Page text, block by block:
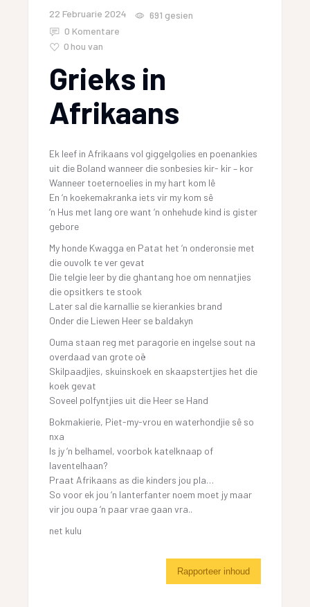
22 Februarie 2024 691 gesien
0 Komentare
0 hou van
Grieks in
Afrikaans
Ek leef in Afrikaans vol giggelgolies en poenankies
uit die Boland wanneer die sonbesies kir- kir – kor
Wanneer toeternoelies in my hart kom lê
En ‘n koekemakranka iets vir my kom sê
‘n Hus met lang ore want ‘n onhehude kind is gister
gebore
My honde Kwagga en Patat het ‘n onderonsie met
die ouvolk te ver gevat
Die telgie leer by die ghantang hoe om nennatjies
die opsitkers te stook
Later sal die karnallie se kierankies brand
Onder die Liewen Heer se baldakyn
Ouma staan reg met paragorie en ingelse sout na
overdaad van grote oë
Skilpaadjies, skuinskoek en skaapstertjies het die
koek gevat
Soveel polfyntjies uit die Heer se Hand
Bokmakierie, Piet-my-vrou en waterhondjie sê so
nxa
Is jy ‘n belhamel, voorbok katelknaap of
laventelhaan?
Praat Afrikaans as die kinders jou pla…
So voor ek jou ‘n lanterfanter noem moet jy maar
vir jou oupa ‘n paar vrae gaan vra..
net kulu
Rapporteer inhoud